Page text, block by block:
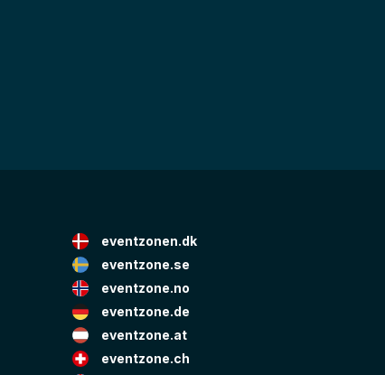
eventzonen.dk
eventzone.se
eventzone.no
eventzone.de
eventzone.at
eventzone.ch